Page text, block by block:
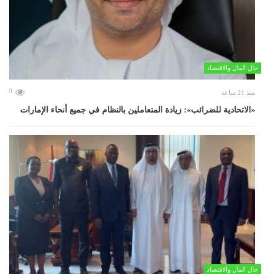
حال المال والاقتصاد
منذ 21 ساعة 0
«الاتحادية للضرائب»: زيادة المتعاملين بالنظام في جميع أنحاء الإمارات
حال المال والاقتصاد